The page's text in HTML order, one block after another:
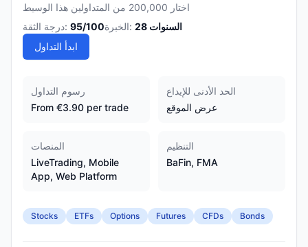
اختار 200,000 من المتداولين هذا الوسيط
درجة الثقة: 95/100 الخبرة: 28 السنوات
ابدأ التداول
رسوم التداول
From €3.90 per trade
الحد الأدنى للإيداع
عرض الموقع
المنصات
LiveTrading, Mobile
App, Web Platform
التنظيم
BaFin, FMA
Stocks ETFs Options Futures CFDs Bonds